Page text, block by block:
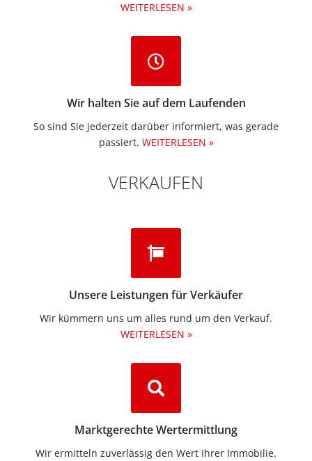
WEITERLESEN »
Wir halten Sie auf dem Laufenden
So sind Sie jederzeit darüber informiert, was gerade
passiert. WEITERLESEN »
VERKAUFEN
Unsere Leistungen für Verkäufer
Wir kümmern uns um alles rund um den Verkauf.
WEITERLESEN »
Marktgerechte Wertermittlung
Wir ermitteln zuverlässig den Wert Ihrer Immobilie.